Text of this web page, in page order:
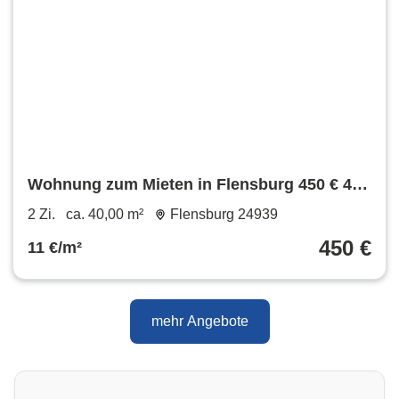
Wohnung zum Mieten in Flensburg 450 € 40
m²
2 Zi. ca. 40,00 m² Flensburg 24939
11 €/m² 450 €
mehr Angebote